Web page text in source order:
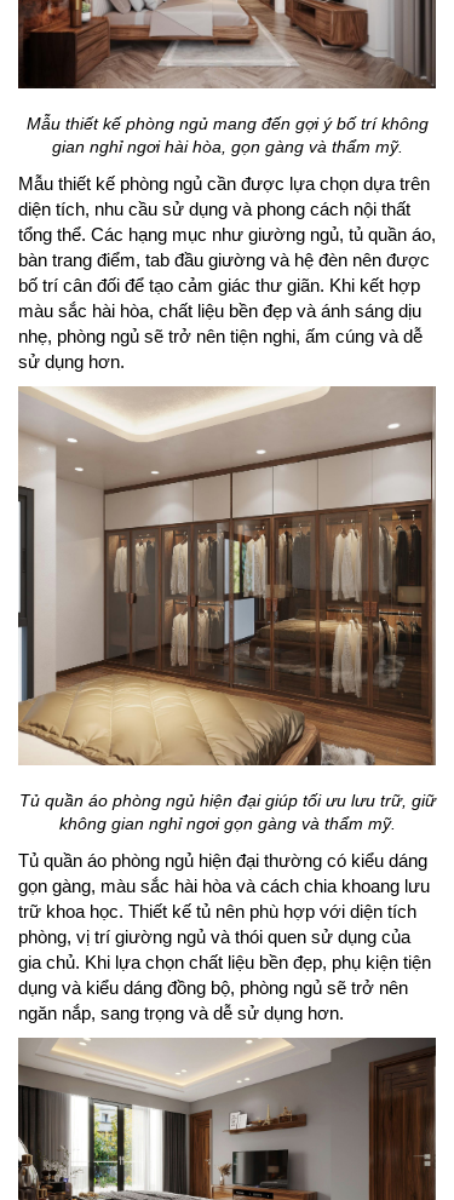
Mẫu thiết kế phòng ngủ mang đến gợi ý bố trí không
gian nghỉ ngơi hài hòa, gọn gàng và thẩm mỹ.
Mẫu thiết kế phòng ngủ cần được lựa chọn dựa trên
diện tích, nhu cầu sử dụng và phong cách nội thất
tổng thể. Các hạng mục như giường ngủ, tủ quần áo,
bàn trang điểm, tab đầu giường và hệ đèn nên được
bố trí cân đối để tạo cảm giác thư giãn. Khi kết hợp
màu sắc hài hòa, chất liệu bền đẹp và ánh sáng dịu
nhẹ, phòng ngủ sẽ trở nên tiện nghi, ấm cúng và dễ
sử dụng hơn.
Tủ quần áo phòng ngủ hiện đại giúp tối ưu lưu trữ, giữ
không gian nghỉ ngơi gọn gàng và thẩm mỹ.
Tủ quần áo phòng ngủ hiện đại thường có kiểu dáng
gọn gàng, màu sắc hài hòa và cách chia khoang lưu
trữ khoa học. Thiết kế tủ nên phù hợp với diện tích
phòng, vị trí giường ngủ và thói quen sử dụng của
gia chủ. Khi lựa chọn chất liệu bền đẹp, phụ kiện tiện
dụng và kiểu dáng đồng bộ, phòng ngủ sẽ trở nên
ngăn nắp, sang trọng và dễ sử dụng hơn.